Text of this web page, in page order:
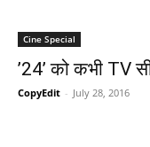
Cine Special
’24’ को कभी TV
CopyEdit - July 28, 2016